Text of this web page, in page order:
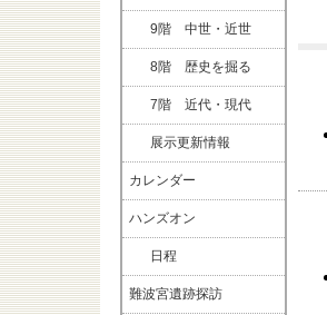
9階 中世・近世
8階 歴史を掘る
7階 近代・現代
展示更新情報
カレンダー
ハンズオン
日程
難波宮遺跡探訪